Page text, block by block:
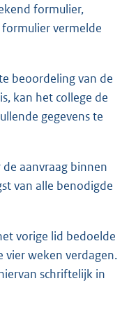
formulier,
vermelde
beoordeling van de
kan het college de
gegevens te
aanvraag binnen
van alle benodigde
vorige lid bedoelde
vier weken verdagen.
schriftelijk in